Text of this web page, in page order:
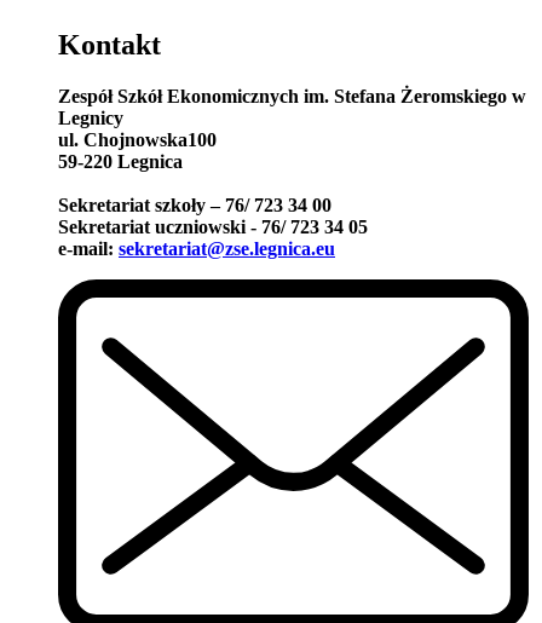
Kontakt
Zespół Szkół Ekonomicznych im. Stefana Żeromskiego w
Legnicy
ul. Chojnowska100
59-220 Legnica
Sekretariat szkoły – 76/ 723 34 00
Sekretariat uczniowski - 76/ 723 34 05
e-mail: sekretariat@zse.legnica.eu